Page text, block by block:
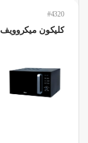
#4320
كليكون ميكروويف 3في1 رقمي 30لتر #4320